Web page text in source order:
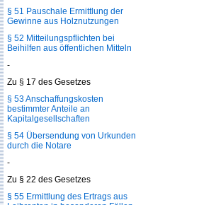
§ 51 Pauschale Ermittlung der
Gewinne aus Holznutzungen
§ 52 Mitteilungspflichten bei
Beihilfen aus öffentlichen Mitteln
-
Zu § 17 des Gesetzes
§ 53 Anschaffungskosten
bestimmter Anteile an
Kapitalgesellschaften
§ 54 Übersendung von Urkunden
durch die Notare
-
Zu § 22 des Gesetzes
§ 55 Ermittlung des Ertrags aus